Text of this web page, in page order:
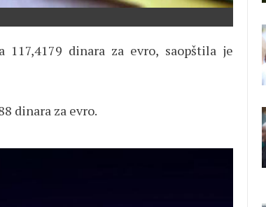
dinara za evro, saopštila je
dinara za evro.